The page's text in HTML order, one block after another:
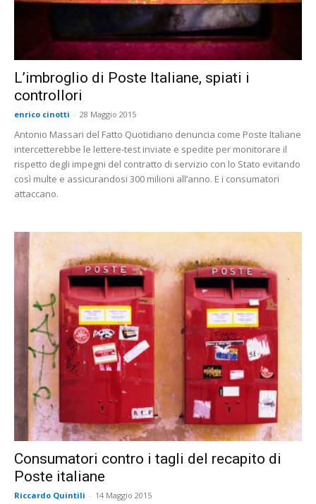
L’imbroglio di Poste Italiane, spiati i
controllori
enrico cinotti - 28 Maggio 2015
Antonio Massari del Fatto Quotidiano denuncia come Poste Italiane
intercetterebbe le lettere-test inviate e spedite per monitorare il
rispetto degli impegni del contratto di servizio con lo Stato evitando
così multe e assicurandosi 300 milioni all’anno. E i consumatori
attaccano.
Consumatori contro i tagli del recapito di
Poste italiane
Riccardo Quintili - 14 Maggio 2015